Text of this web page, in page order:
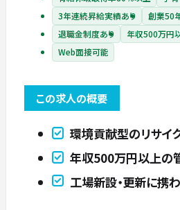
3年連続昇給実績あり
創業50
退職金制度あり
年収500万円
Web面接可能
この求人の概要
環境貢献型のリサイ
年収500万円以上の
工場新設・更新に携